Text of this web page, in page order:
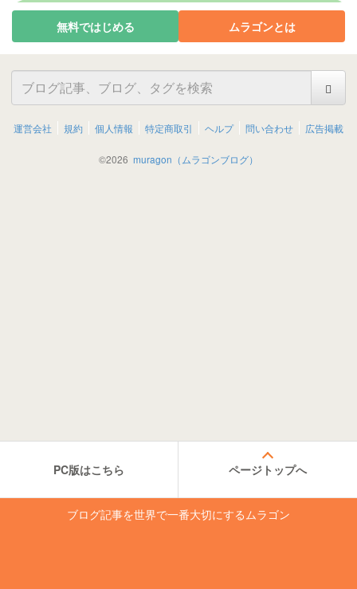
無料ではじめる ムラゴンとは
運営会社 規約 個人情報 特定商取引 ヘルプ 問い合わせ 広告掲載
©2026 muragon（ムラゴンブログ）
PC版はこちら ページトップへ
ブログ記事を世界で一番大切にするムラゴン